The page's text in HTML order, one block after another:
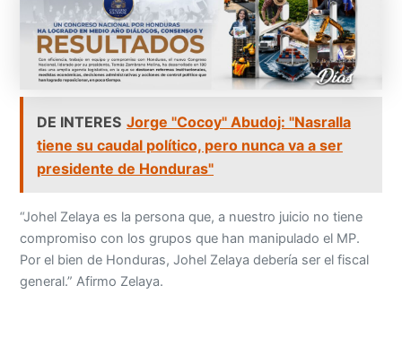
DE INTERES Jorge "Cocoy" Abudoj: "Nasralla
tiene su caudal político, pero nunca va a ser
presidente de Honduras"
“Johel Zelaya es la persona que, a nuestro juicio no tiene
compromiso con los grupos que han manipulado el MP.
Por el bien de Honduras, Johel Zelaya debería ser el fiscal
general.” Afirmo Zelaya.